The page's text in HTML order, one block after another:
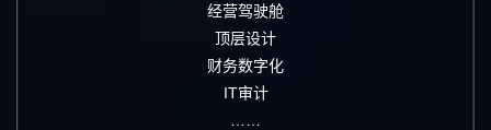
经营驾驶舱
顶层设计
财务数字化
IT审计